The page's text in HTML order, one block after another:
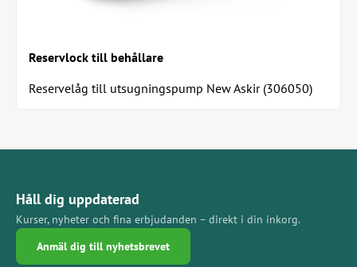
Reservlock till behållare
Reservelåg till utsugningspump New Askir (306050)
Håll dig uppdaterad
Kurser, nyheter och fina erbjudanden – direkt i din inkorg.
Anmäl dig till nyhetsbrevet